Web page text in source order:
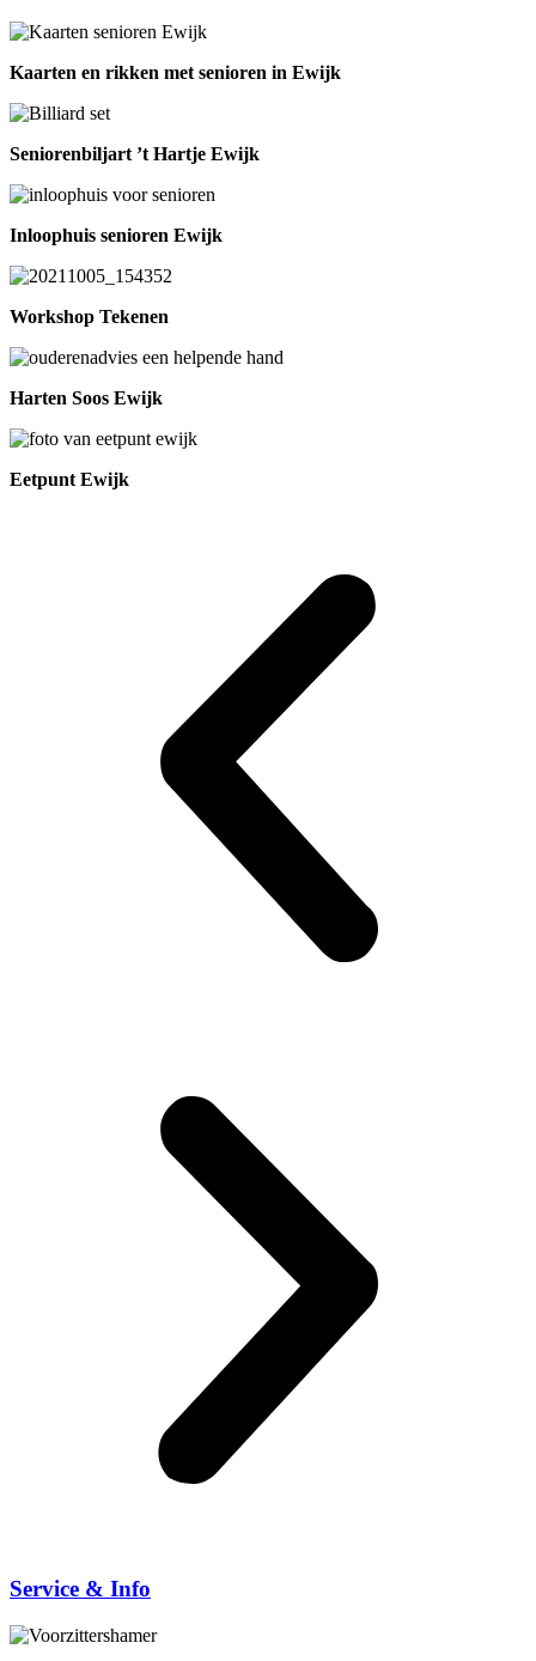
Kaarten en rikken met senioren in Ewijk
Seniorenbiljart ’t Hartje Ewijk
Inloophuis senioren Ewijk
Workshop Tekenen
Harten Soos Ewijk
Eetpunt Ewijk
Service & Info